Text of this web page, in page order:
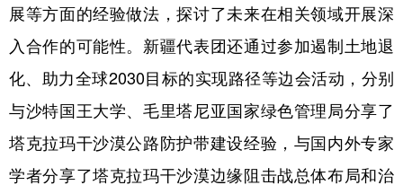
展等方面的经验做法，探讨了未来在相关领域开展深
入合作的可能性。新疆代表团还通过参加遏制土地退
化、助力全球2030目标的实现路径等边会活动，分别
与沙特国王大学、毛里塔尼亚国家绿色管理局分享了
塔克拉玛干沙漠公路防护带建设经验，与国内外专家
学者分享了塔克拉玛干沙漠边缘阻击战总体布局和治